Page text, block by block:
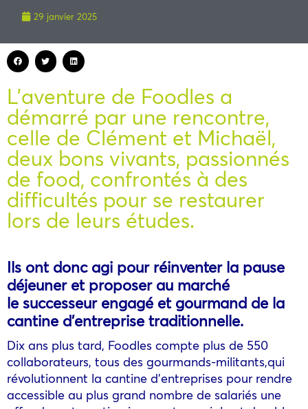
29 janvier 2025
L’aventure de Foodles a
démarré par une rencontre,
celle de Clément et Michaël,
deux bons vivants, passionnés
de food, confrontés à des
difficultés pour se restaurer
lors de leurs études.
Ils ont donc agi pour réinventer la pause
déjeuner et proposer au marché
le successeur engagé et gourmand de la
cantine d’entreprise traditionnelle.
Dix ans plus tard, Foodles compte plus de 550
collaborateurs, tous des gourmands-militants,qui
révolutionnent la cantine d’entreprises pour rendre
accessible au plus grand nombre de salariés une